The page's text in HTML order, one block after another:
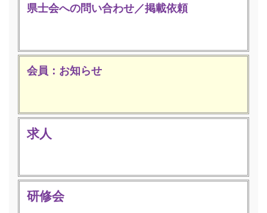
県士会への問い合わせ／掲載依頼
会員：お知らせ
求人
研修会